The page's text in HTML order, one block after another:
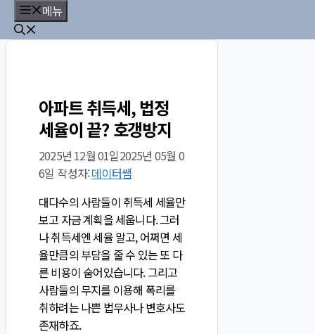
츠
메뉴
아파트 취득세, 법정
세율이 끝? 호갱방지
2025년 12월 01일2025년 05월 0
6일 작성자:데이터쌤
대다수의 사람들이 취득세 세율만
보고 자금 계획을 세웁니다. 그러
나 취득세엔 세율 말고, 어쩌면 세
율만큼의 부담을 줄 수 있는 또 다
른 비용이 숨어있습니다. 그리고
사람들의 무지를 이용해 폭리를
취하려는 나쁜 법무사나 변호사도
존재하죠.